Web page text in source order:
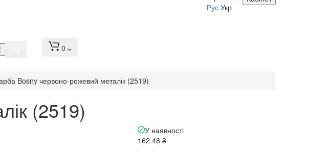
Рус Укр
0
Bosny червоно-рожевий металік (2519)
(2519)
У наявності
162.48 ₴